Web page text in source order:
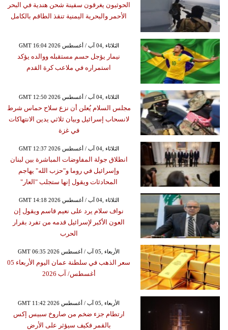
الحوثيون يغرقون سفينة شحن هندية في البحر
الأحمر والبحرية اليمنية تنقذ الطاقم بالكامل
GMT 16:04 2026 الثلاثاء ,04 آب / أغسطس
نيمار يؤجل حسم مستقبله ووالده يؤكد
استمراره في ملاعب كرة القدم
GMT 12:50 2026 الثلاثاء ,04 آب / أغسطس
مجلس السلام يُعلن أن نزع سلاح حماس شرط
لانسحاب إسرائيل وبيان ثلاثي يدين الانتهاكات
في غزة
GMT 12:37 2026 الثلاثاء ,04 آب / أغسطس
انطلاق جولة المفاوضات المباشرة بين لبنان
وإسرائيل في روما و"حزب الله" يهاجم
المحادثات ويقول إنها ستجلب "العار"
GMT 14:18 2026 الثلاثاء ,04 آب / أغسطس
نواف سلام يرد على نعيم قاسم ويقول إن
العون الأكبر لإسرائيل قدمه من تفرد بقرار
الحرب
GMT 06:35 2026 الأربعاء ,05 آب / أغسطس
سعر الذهب في سلطنة عمان اليوم الأربعاء 05
أغسطس/ آب 2026
GMT 11:42 2026 الأربعاء ,05 آب / أغسطس
ارتطام جزء ضخم من صاروخ سبيس إكس
بالقمر فكيف سيؤثر على الأرض